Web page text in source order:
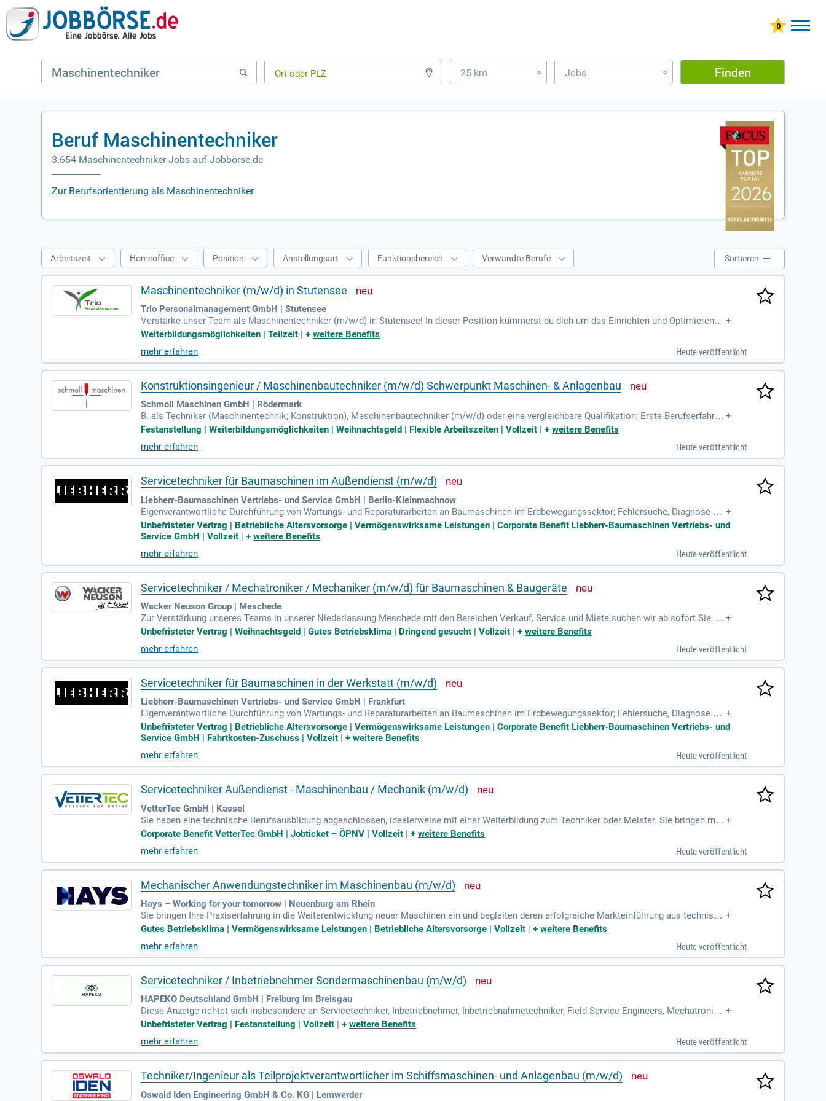
25 km » Jobs » Finden
Beruf Maschinentechniker
3.654 Maschinentechniker Jobs auf Jobbörse.de
Zur Berufsorientierung als Maschinentechniker
Arbeitszeit Homeoffice Position Anstellungsart Funktionsbereich Verwandte Berufe Sortieren
Maschinentechniker (m/w/d) in Stutensee
Trio Personalmanagement GmbH | Stutensee
Verstärke unser Team als Maschinentechniker (m/w/d) in Stutensee! In dieser Position kümmerst du dich um das Einrichten und Optimieren v
on Produktionsmaschinen in einem dynamischen 3-Schicht-Betrieb mit 35 bis 40 Stunden pro Woche. Zu deinen Aufgaben gehören die Wartun
g, Instandhaltung sowie die Überwachung des Produktionsprozesses. Du bringst eine erfolgreich abgeschlossene Ausbildung im Maschinenba
u mit und hast bereits Erfahrung in der Maschinenbedienung. Zudem beherrscht du die Programmierung von CNC- und Automatisierungssyste
men. Bewirb dich jetzt und wird Teil eines innovativen Unternehmens, das Wert auf Sicherheit und Qualität legt!
+
Weiterbildungsmöglichkeiten | Teilzeit |+weitere Benefits
mehr erfahren
Heute veröffentlicht
Konstruktionsingenieur / Maschinenbautechniker (m/w/d) Schwerpunkt Maschinen- & Anlagenbau
Schmoll Maschinen GmbH | Rödermark
B. als Techniker (Maschinentechnik; Konstruktion), Maschinenbautechniker (m⁠/⁠w⁠/⁠d) oder eine vergleichbare Qualifikation; Erste Berufserfahrun
g im Bereich Konstruktion ist wünschenswert; Gute Kenntnisse in der 3D-CAD-Konstruktion, idealerweise mit Solid
+
Festanstellung | Weiterbildungsmöglichkeiten | Weihnachtsgeld | Flexible Arbeitszeiten | Vollzeit |+weitere Benefits
mehr erfahren
Heute veröffentlicht
Servicetechniker für Baumaschinen im Außendienst (m/w/d)
Liebherr-Baumaschinen Vertriebs- und Service GmbH | Berlin-Kleinmachnow
Eigenverantwortliche Durchführung von Wartungs- und Reparaturarbeiten an Baumaschinen im Erdbewegungssektor; Fehlersuche, Diagnose un
d Instandsetzung von komplexen Hydrauliksystemen, elektrischen Anlagen, Motoren, Getrieben und weiteren Maschinenkomponenten
+
Unbefristeter Vertrag | Betriebliche Altersvorsorge | Vermögenswirksame Leistungen | Corporate Benefit Liebherr-Baumaschinen Vertriebs- und
Service GmbH | Vollzeit |+weitere Benefits
mehr erfahren
Heute veröffentlicht
Servicetechniker / Mechatroniker / Mechaniker (m/w/d) für Baumaschinen & Baugeräte
Wacker Neuson Group | Meschede
Zur Verstärkung unseres Teams in unserer Niederlassung Meschede mit den Bereichen Verkauf, Service und Miete suchen wir ab sofort Sie, w
enn Sie Spaß an kompakten Geräten, kleinen Motoren, Verdichtung und ausgereifter Technik haben, als: Servicetechniker
+
Unbefristeter Vertrag | Weihnachtsgeld | Gutes Betriebsklima | Dringend gesucht | Vollzeit |+weitere Benefits
mehr erfahren
Heute veröffentlicht
Servicetechniker für Baumaschinen in der Werkstatt (m/w/d)
Liebherr-Baumaschinen Vertriebs- und Service GmbH | Frankfurt
Eigenverantwortliche Durchführung von Wartungs- und Reparaturarbeiten an Baumaschinen im Erdbewegungssektor; Fehlersuche, Diagnose un
d Instandsetzung von komplexen Hydrauliksystemen, elektrischen Anlagen, Motoren, Getrieben und weiteren Maschinenkomponenten
+
Unbefristeter Vertrag | Betriebliche Altersvorsorge | Vermögenswirksame Leistungen | Corporate Benefit Liebherr-Baumaschinen Vertriebs- und
Service GmbH | Fahrtkosten-Zuschuss | Vollzeit |+weitere Benefits
mehr erfahren
Heute veröffentlicht
Servicetechniker Außendienst - Maschinenbau / Mechanik (m/w/d)
VetterTec GmbH | Kassel
Sie haben eine technische Berufsausbildung abgeschlossen, idealerweise mit einer Weiterbildung zum Techniker oder Meister. Sie bringen meh
rjährige praktische Erfahrung im Service, in der Montage oder der Instandhaltung von Maschinen und Anlagen mit.
+
Corporate Benefit VetterTec GmbH | Jobticket – ÖPNV | Vollzeit |+weitere Benefits
mehr erfahren
Heute veröffentlicht
Mechanischer Anwendungstechniker im Maschinenbau (m/w/d)
Hays – Working for your tomorrow | Neuenburg am Rhein
Sie bringen Ihre Praxiserfahrung in die Weiterentwicklung neuer Maschinen ein und begleiten deren erfolgreiche Markteinführung aus technisch
er Sicht. Sie schulen in der Bedienung, Wartung und sicheren Nutzung der Maschinen unseres Kunden.
+
Gutes Betriebsklima | Vermögenswirksame Leistungen | Betriebliche Altersvorsorge | Vollzeit |+weitere Benefits
mehr erfahren
Heute veröffentlicht
Servicetechniker / Inbetriebnehmer Sondermaschinenbau (m/w/d)
HAPEKO Deutschland GmbH | Freiburg im Breisgau
Diese Anzeige richtet sich insbesondere an Servicetechniker, Inbetriebnehmer, Inbetriebnahmetechniker, Field Service Engineers, Mechatronike
r, Elektroniker, Elektriker, Automatisierungstechniker, Elektrotechniker, Industrieelektriker sowie Fachkräfte
+
Unbefristeter Vertrag | Festanstellung | Vollzeit |+weitere Benefits
mehr erfahren
Heute veröffentlicht
Techniker/Ingenieur als Teilprojektverantwortlicher im Schiffsmaschinen- und Anlagenbau (m/w/d)
Oswald Iden Engineering GmbH & Co. KG | Lemwerder